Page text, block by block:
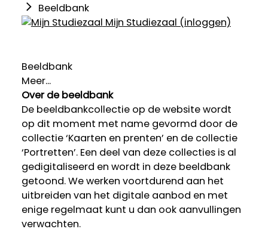
Beeldbank
Mijn Studiezaal (inloggen)
Beeldbank
Meer...
Over de beeldbank
De beeldbankcollectie op de website wordt
op dit moment met name gevormd door de
collectie ‘Kaarten en prenten’ en de collectie
‘Portretten’. Een deel van deze collecties is al
gedigitaliseerd en wordt in deze beeldbank
getoond. We werken voortdurend aan het
uitbreiden van het digitale aanbod en met
enige regelmaat kunt u dan ook aanvullingen
verwachten.